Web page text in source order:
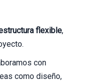
flexible,
con
como diseño,